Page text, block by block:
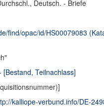
Deutsch. - Briefe
find/opac/id/HS00079083
[Bestand, Teilnachlass]
kalliope-verbund.info/DE-